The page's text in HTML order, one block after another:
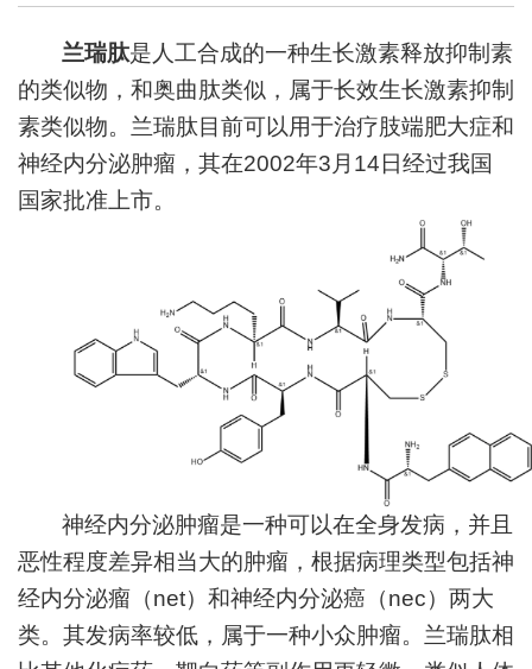
兰瑞肽是人工合成的一种生长激素释放抑制素
的类似物，和奥曲肽类似，属于长效生长激素抑制
素类似物。兰瑞肽目前可以用于治疗肢端肥大症和
神经内分泌肿瘤，其在2002年3 月 14日经过我国
国家批准上市。
神经内分泌肿瘤是一种可以在全身发病，并且
恶性程度差异相当大的肿瘤，根据病理类型包括神
经内分泌瘤（net）和神经内分泌癌（nec）两大
类。其发病率较低，属于一种小众肿瘤。兰瑞肽相